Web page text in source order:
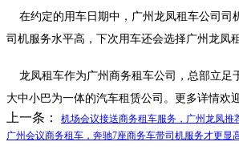
在约定的用车日期中，广州龙凤租车公司司
司机服务水平高，下次用车还会选择广州龙凤租
龙凤租车作为广州商务租车公司，总部立足
大中小巴为一体的汽车租赁公司。更多详情欢
上一条： 机场会议接送商务租车服务，广州龙凤推
广州会议商务租车，奔驰7座商务车带司机服务才更显